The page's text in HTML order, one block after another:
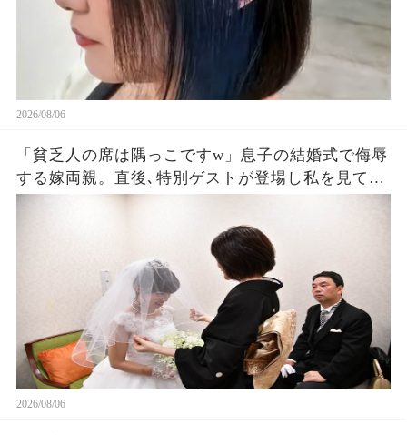
2026/08/06
「貧乏人の席は隅っこですw」息子の結婚式で侮辱
する嫁両親。直後､特別ゲストが登場し私を見て
「社長！お元気そうで」嫁両親「え？」180度立場
2026/08/06